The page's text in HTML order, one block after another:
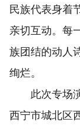
民族代表身着
亲切互动。每
族团结的动人
绚烂。
此次专场演
西宁市城北区